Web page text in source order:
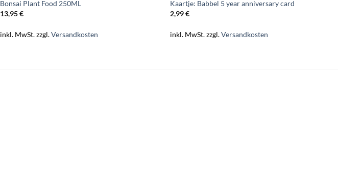
Bonsai Plant Food 250ML
13,95€
inkl. MwSt.zzgl.Versandkosten
Kaartje: Babbel 5 year anniversary card
2,99€
inkl. MwSt.zzgl.Versandkosten